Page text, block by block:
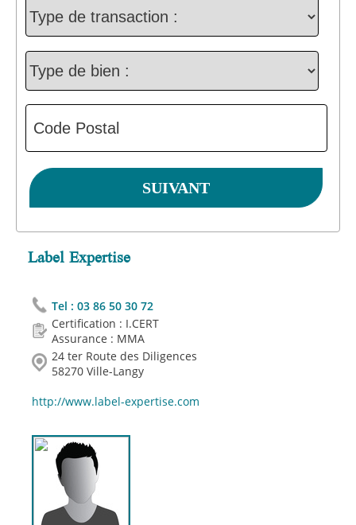
Label Expertise
Tel : 03 86 50 30 72
Certification : I.CERT
Assurance : MMA
24 ter Route des Diligences
58270 Ville-Langy
http://www.label-expertise.com